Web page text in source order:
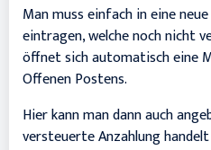
Man muss einfach in eine
eintragen, welche noch nicht
öffnet sich automatisch eine
Offenen Postens.
Hier kann man dann auch
versteuerte Anzahlung